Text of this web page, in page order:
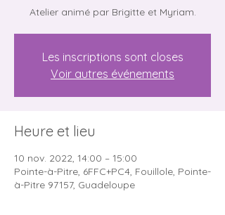
Atelier animé par Brigitte et Myriam.
Les inscriptions sont closes
Voir autres événements
Heure et lieu
10 nov. 2022, 14:00 – 15:00
Pointe-à-Pitre, 6FFC+PC4, Fouillole, Pointe-
à-Pitre 97157, Guadeloupe